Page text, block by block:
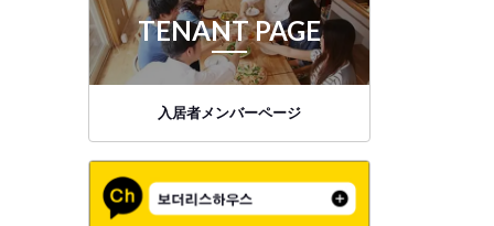
TENANT PAGE
入居者メンバーページ